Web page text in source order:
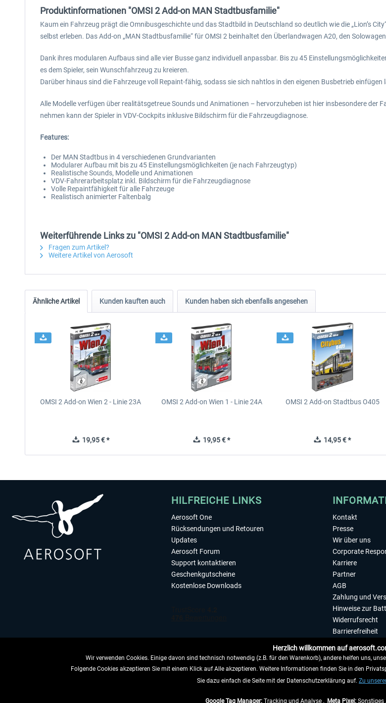
Produktinformationen "OMSI 2 Add-on MAN Stadtbusfamilie"
Kaum ein Fahrzeug prägt die Omnibusgeschichte und das Stadtbild in Deutschland so deutlich wie die „Lion’s
selbst erleben. Das Add-on „MAN Stadtbusfamilie“ für OMSI 2 beinhaltet den Überlandwagen A20, den
Dank ihres modularen Aufbaus sind alle vier Busse ganz individuell anpassbar. Bis zu 45
es dem Spieler, sein Wunschfahrzeug zu kreieren.
Darüber hinaus sind die Fahrzeuge voll Repaint-fähig, sodass sie sich nahtlos in den eigenen Busbetrieb einfügen
Alle Modelle verfügen über realitätsgetreue Sounds und Animationen – hervorzuheben ist hier insbesondere der
nehmen kann der Spieler in VDV-Cockpits inklusive Bildschirm für die Fahrzeugdiagnose.
Features:
Der MAN Stadtbus in 4 verschiedenen Grundvarianten
Modularer Aufbau mit bis zu 45 Einstellungsmöglichkeiten (je nach Fahrzeugtyp)
Realistische Sounds, Modelle und Animationen
VDV-Fahrerarbeitsplatz inkl. Bildschirm für die Fahrzeugdiagnose
Volle Repaintfähigkeit für alle Fahrzeuge
Realistisch animierter Faltenbalg
Weiterführende Links zu "OMSI 2 Add-on MAN Stadtbusfamilie"
Fragen zum Artikel?
Weitere Artikel von Aerosoft
Ähnliche Artikel Kunden kauften auch Kunden haben sich ebenfalls angesehen
OMSI 2 Add-on Wien 2 - Linie 23A
19,95 € *
OMSI 2 Add-on Wien 1 - Linie 24A
19,95 € *
OMSI 2 Add-on Stadtbus O405
14,95 € *
HILFREICHE LINKS
Aerosoft One
Rücksendungen und Retouren
Updates
Aerosoft Forum
Support kontaktieren
Geschenkgutscheine
Kostenlose Downloads
VERTRAG WIDERRUFEN
Kontakt
Presse
Wir über uns
Corporate
Karriere
Partner
AGB
Zahlung und
Hinweise zur
Widerrufsrecht
Barrierefreiheit
Impressum
Herzlich willkommen auf
Wir verwenden Cookies. Einige davon sind technisch notwendig (z.B. für den Warenkorb), andere helfen uns,
Folgende Cookies akzeptieren Sie mit einem Klick auf Alle akzeptieren. Weitere Informationen finden Sie in den
Sie dazu einfach die Seite mit der Datenschutzerklärung auf. Zu
Google Tag Manager: Tracking und Analyse , Meta Pixel: Sonstiges ,